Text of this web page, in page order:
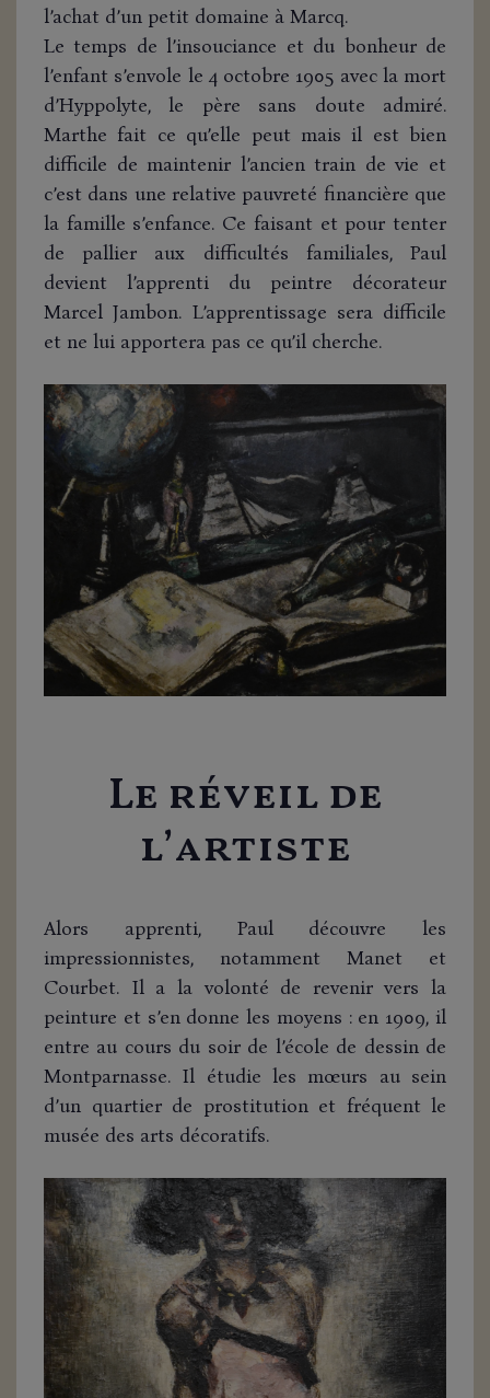
l’achat d’un petit domaine à Marcq.
Le temps de l’insouciance et du bonheur de
l’enfant s’envole le 4 octobre 1905 avec la mort
d’Hyppolyte, le père sans doute admiré.
Marthe fait ce qu’elle peut mais il est bien
difficile de maintenir l’ancien train de vie et
c’est dans une relative pauvreté financière que
la famille s’enfance. Ce faisant et pour tenter
de pallier aux difficultés familiales, Paul
devient l’apprenti du peintre décorateur
Marcel Jambon. L’apprentissage sera difficile
et ne lui apportera pas ce qu’il cherche.
Le réveil de
l’artiste
Alors apprenti, Paul découvre les
impressionnistes, notamment Manet et
Courbet. Il a la volonté de revenir vers la
peinture et s’en donne les moyens : en 1909, il
entre au cours du soir de l’école de dessin de
Montparnasse. Il étudie les mœurs au sein
d’un quartier de prostitution et fréquent le
musée des arts décoratifs.